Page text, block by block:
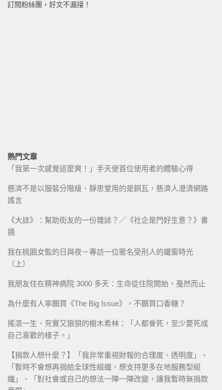
訂閱粉絲團，好文不漏接！
熱門文章
「我第一次感覺這麼爽！」手天使首位使用者的體驗心得
慈濟不是以服裝分階級、靜思堂用的是銅瓦，慈濟人澄清網路
謠言
《大誌》：幫助街友的一份雜誌？／《社企是門好生意？》書
摘
我在桃園女監的日與夜－專訪一位匿名受刑人的鐵窗時光
（上）
我朋友住在精神病院 3000 多天：生命從住院開始，戞然而止
為什麼有人寧願買《The Big Issue》，不願買口香糖？
搖滾一生、充實又狼狽的樹木希林：「人都會死，至少要死成
自己喜歡的樣子。」
【捐款人想什麼？】「我非常重視財報的合理度、透明度」、
「暫時不會想再捐給全球性組織，想支持更多在地服務型組
織」、「對社會或自己的想法一陣一陣改變，讓我暫時無捐款